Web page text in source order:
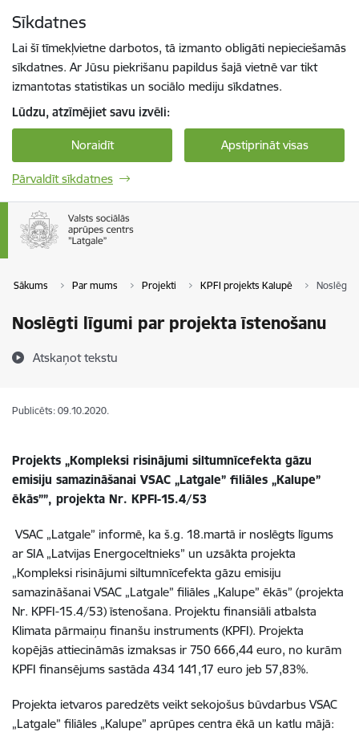
Sīkdatnes
Lai šī tīmekļvietne darbotos, tā izmanto obligāti nepieciešamās
sīkdatnes. Ar Jūsu piekrišanu papildus šajā vietnē var tikt
izmantotas statistikas un sociālo mediju sīkdatnes.
Lūdzu, atzīmējiet savu izvēli:
Noraidīt Apstiprināt visas
Pārvaldīt sīkdatnes
Sākums Par mums Projekti KPFI projekts Kalupē Noslēgti
Noslēgti līgumi par projekta īstenošanu
Atskaņot tekstu
Publicēts: 09.10.2020.
Projekts „Kompleksi risinājumi siltumnīcefekta gāzu
emisiju samazināšanai VSAC „Latgale” filiāles „Kalupe”
ēkās””, projekta Nr. KPFI-15.4/53
VSAC „Latgale” informē, ka š.g. 18.martā ir noslēgts līgums
ar SIA „Latvijas Energoceltnieks” un uzsākta projekta
„Kompleksi risinājumi siltumnīcefekta gāzu emisiju
samazināšanai VSAC „Latgale” filiāles „Kalupe” ēkās” (projekta
Nr. KPFI-15.4/53) īstenošana. Projektu finansiāli atbalsta
Klimata pārmaiņu finanšu instruments (KPFI). Projekta
kopējās attiecināmās izmaksas ir 750 666,44 euro, no kurām
KPFI finansējums sastāda 434 141,17 euro jeb 57,83%.
Projekta ietvaros paredzēts veikt sekojošus būvdarbus VSAC
„Latgale” filiāles „Kalupe” aprūpes centra ēkā un katlu mājā: